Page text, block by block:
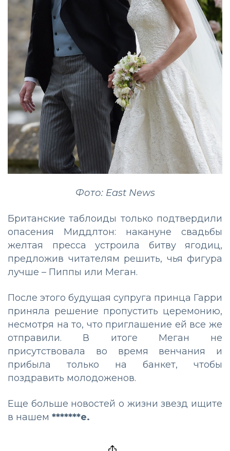
Фото: East News
Британские таблоиды только подтвердили
опасения Миддлтон: накануне свадьбы
желтая пресса устроила битву ягодиц,
предложив читателям решить, чья фигура
лучше – Пиппы или Меган.
После этого будущая супруга принца Гарри
приняла решение пропустить церемонию,
несмотря на то, что приглашение ей все же
отправили. В итоге Меган не
присутствовала во время венчания и
прибыла только на банкет, чтобы
поздравить молодоженов.
Еще больше новостей о жизни звезд ищите
в нашем *******е.